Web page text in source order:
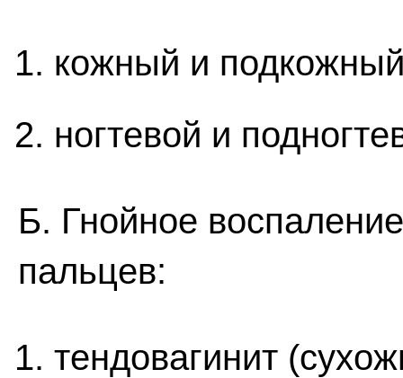
кожный и
ногтевой и
Б. Гнойное
пальцев:
тендовагинит